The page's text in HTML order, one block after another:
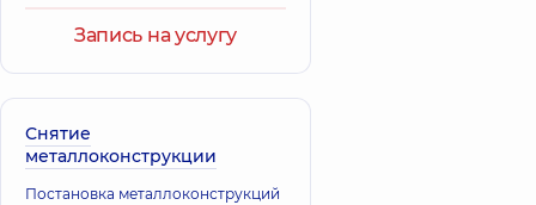
направленный на стабилизацию
Запись на услугу
Снятие
металлоконструкции
Постановка металлоконструкций